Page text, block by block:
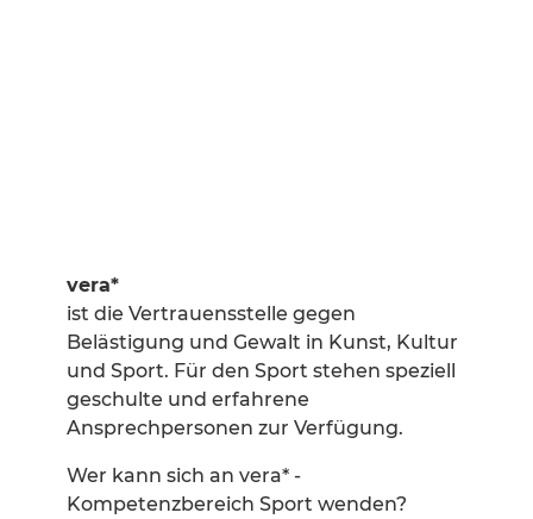
vera*
ist die Vertrauensstelle gegen
Belästigung und Gewalt in Kunst, Kultur
und Sport. Für den Sport stehen speziell
geschulte und erfahrene
Ansprechpersonen zur Verfügung.
Wer kann sich an vera* -
Kompetenzbereich Sport wenden?